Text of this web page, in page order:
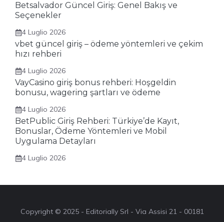
Betsalvador Güncel Giriş: Genel Bakış ve
Seçenekler
4 Luglio 2026
vbet güncel giriş – ödeme yöntemleri ve çekim
hızı rehberi
4 Luglio 2026
VayCasino giriş bonus rehberi: Hoşgeldin
bonusu, wagering şartları ve ödeme
4 Luglio 2026
BetPublic Giriş Rehberi: Türkiye’de Kayıt,
Bonuslar, Ödeme Yöntemleri ve Mobil
Uygulama Detayları
4 Luglio 2026
Copyright © 2025 - Editorially Srl - Via Assisi 21 - 00181